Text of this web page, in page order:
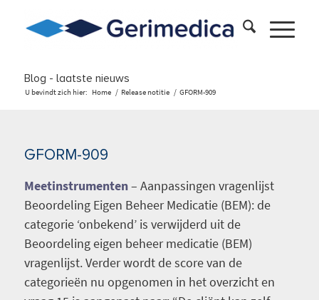
Blog - laatste nieuws
U bevindt zich hier: Home / Release notitie / GFORM-909
GFORM-909
Meetinstrumenten– Aanpassingen vragenlijst
Beoordeling Eigen Beheer Medicatie (BEM): de
categorie ‘onbekend’ is verwijderd uit de
Beoordeling eigen beheer medicatie (BEM)
vragenlijst. Verder wordt de score van de
categorieën nu opgenomen in het overzicht en